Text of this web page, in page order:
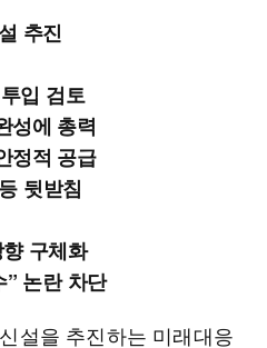
추진
입 검토
성에 총력
정적 공급
뒷받침
구체화
” 논란 차단
설을 추진하는 미래대응